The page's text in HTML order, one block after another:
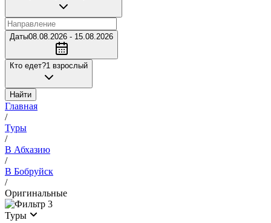
Даты08.08.2026 - 15.08.2026
Кто едет?1 взрослый
Найти
Главная
/
Туры
/
В Абхазию
/
В Бобруйск
/
Оригинальные
3
Туры